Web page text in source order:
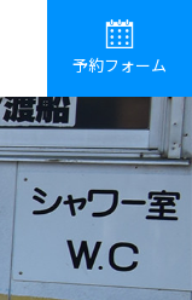
予約フォーム